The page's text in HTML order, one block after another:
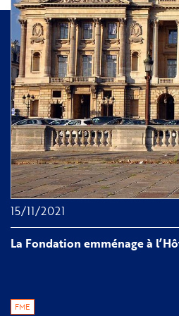
La Fondation emménage à
FME
15/11/2021